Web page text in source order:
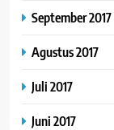
September 2017
Agustus 2017
Juli 2017
Juni 2017